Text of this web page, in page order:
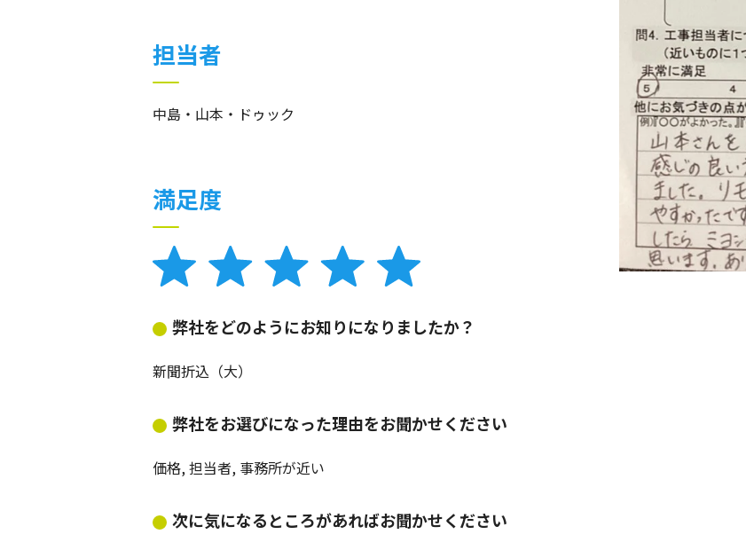
担当者
中島・山本・ドゥック
満足度
弊社をどのようにお知りになりましたか？
新聞折込（大）
弊社をお選びになった理由をお聞かせください
価格, 担当者, 事務所が近い
次に気になるところがあればお聞かせください